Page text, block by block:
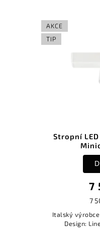
AKCE
TIP
Stropní
7
7
Italský
Design: